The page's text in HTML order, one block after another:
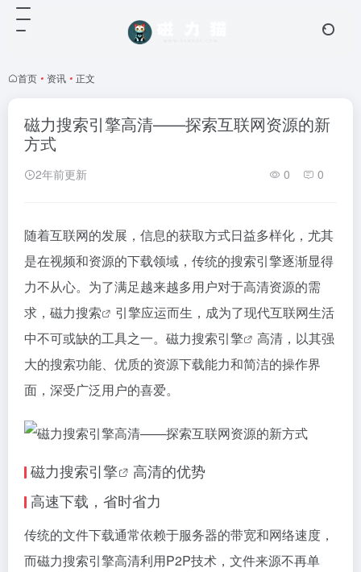
首页 • 资讯 • 正文
磁力搜索引擎高清——探索互联网资源的新
方式
2年前更新 0 0
随着互联网的发展，信息的获取方式日益多样化，尤其
是在视频和资源的下载领域，传统的搜索引擎逐渐显得
力不从心。为了满足越来越多用户对于高清资源的需
求， 磁力搜索
引擎应运而生，成为了现代互联网生活
中不可或缺的工具之一。 磁力搜索引擎
高清，以其强
大的搜索功能、优质的资源下载能力和简洁的操作界
面，深受广泛用户的喜爱。
磁力搜索引擎
高清的优势
高速下载，省时省力
传统的文件下载通常依赖于服务器的带宽和网络速度，
而磁力搜索引擎高清利用P2P技术，文件来源不再单